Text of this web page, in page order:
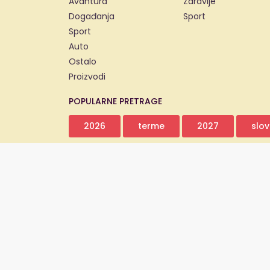
Događanja
Sport
Auto
Ostalo
Proizvodi
Sport
POPULARNE PRETRAGE
2026 terme 2027